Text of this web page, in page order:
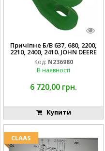
Причіпне Б/В 637, 680, 2200,
2210, 2400, 2410. JOHN DEERE
Код: N236980
В наявності
6 720,00 грн.
Купити
CLAAS